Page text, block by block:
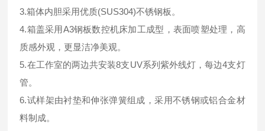
3.箱体内胆采用优质(SUS304)不锈钢板。
4.箱盖采用A3钢板数控机床加工成型，表面喷塑处理，高
质感外观，更显洁净美观。
5.在工作室的两边共安装8支UV系列紫外线灯，每边4支灯
管。
6.试样架由衬垫和伸张弹簧组成，采用不锈钢或铝合金材
料制成。